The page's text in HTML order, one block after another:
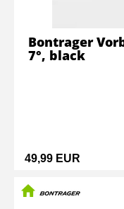
49,99 EUR
Bontrager
7°, black